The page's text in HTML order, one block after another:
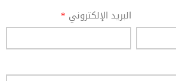
البريد الإلكتروني *